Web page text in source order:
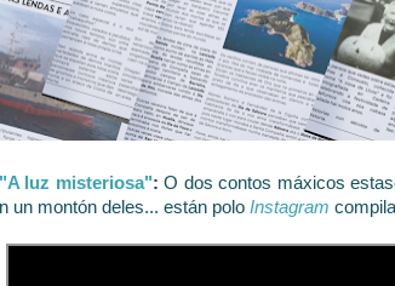
luz misteriosa": O dos contos máxicos
un montón deles... están polo Instagram